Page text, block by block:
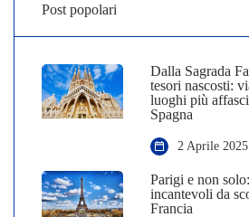
Post popolari
Dalla Sagrada
tesori nascosti:
luoghi più
Spagna
2 Aprile 2025
Parigi e non
incantevoli da
Francia